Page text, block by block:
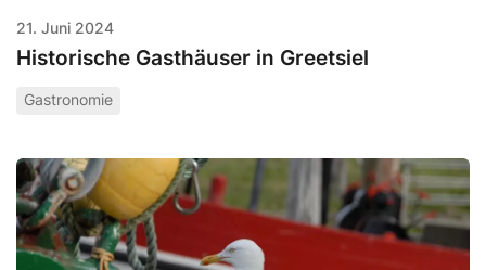
21. Juni 2024
Historische Gasthäuser in Greetsiel
Gastronomie